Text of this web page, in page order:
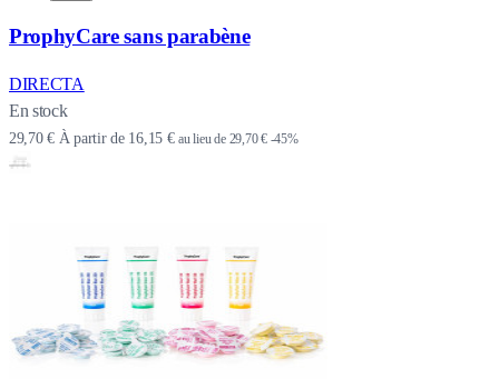
ProphyCare sans parabène
DIRECTA
En stock
29,70 € À partir de 16,15 € au lieu de 29,70 € -45%